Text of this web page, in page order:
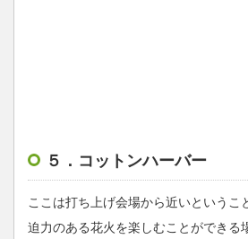
５．コットンハーバー
ここは打ち上げ会場から近いというこ
迫力のある花火を楽しむことができる